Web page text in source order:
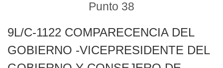
Punto 38
9L/C-1122 COMPARECENCIA DEL
GOBIERNO -VICEPRESIDENTE DEL